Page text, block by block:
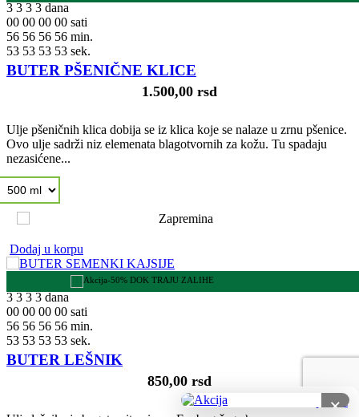
3 3 3 3 dana
00 00 00 00 sati
56 56 56 56 min.
52 52 52 52 sek.
BUTER PŠENIČNE KLICE
1.500,00 rsd
Ulje pšeničnih klica dobija se iz klica koje se nalaze u zrnu pšenice.
Ovo ulje sadrži niz elemenata blagotvornih za kožu. Tu spadaju
nezasićene...
Dodaj u korpu
-50% DOK TRAJU ZALIHE
3 3 3 3 dana
00 00 00 00 sati
56 56 56 56 min.
52 52 52 52 sek.
BUTER LEŠNIK
850,00 rsd
×